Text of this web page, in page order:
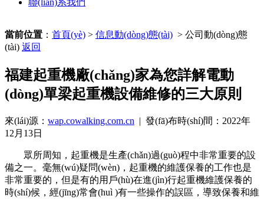
聯(lián)系我們
當前位置 ： 首頁(yè) > 信息動(dòng)態(tài) > 公司動(dòng)態
(tài) 返回
福建起重機廠(chǎng)家為您詳解電動
(dòng)單梁起重機設備維修的三大原則
來(lái)源： wap.cowalking.com.cn | 發(fā)布時(shí)間：2022年
12月13日
眾所周知，起重機是生產(chǎn)過(guò)程中非常重要的設
備之一。毫無(wú)疑問(wèn)，起重機的維護保養的工作也是
非常重要的，但是有的用戶(hù)在進(jìn)行起重機維護保養的
時(shí)候，經(jīng)常會(huì )有一些操作的誤區，導致保養和維